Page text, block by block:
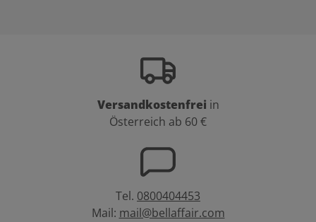
Versandkostenfrei in
Österreich ab 60 €
Tel. 0800404453
Mail: mail@bellaffair.com